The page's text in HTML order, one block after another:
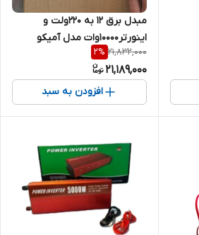
مبدل برق ۱۲ به ۲۲۰ولت و
اینورتر۱۰۰۰۰وات مدل آمیکو
21,832,000
2%
21,189,000
افزودن به سبد